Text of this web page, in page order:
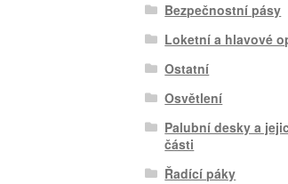
Bezpečnostní pásy
Loketní a hlavové
Ostatní
Osvětlení
Palubní desky a
části
Řadící páky